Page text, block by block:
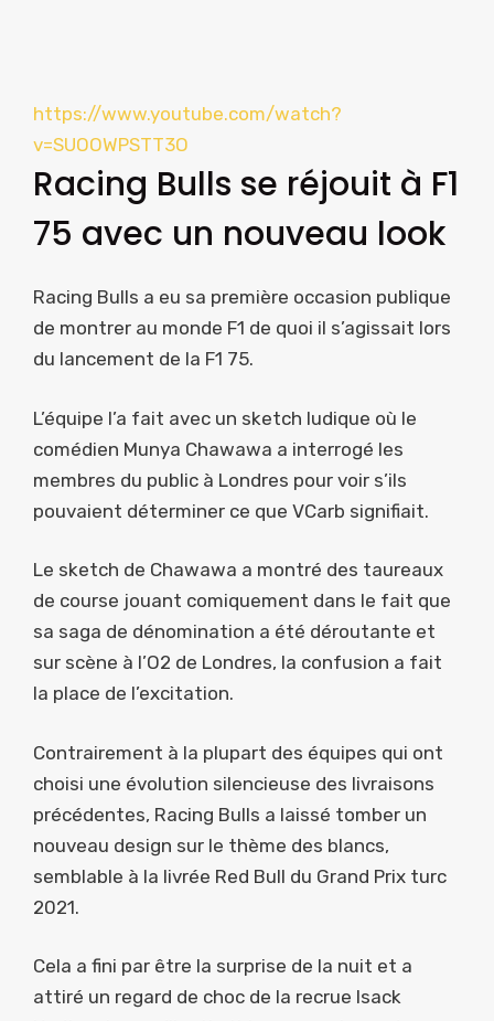
https://www.youtube.com/watch?
v=SUOOWPSTT3O
Racing Bulls se réjouit à F1
75 avec un nouveau look
Racing Bulls a eu sa première occasion publique
de montrer au monde F1 de quoi il s’agissait lors
du lancement de la F1 75.
L’équipe l’a fait avec un sketch ludique où le
comédien Munya Chawawa a interrogé les
membres du public à Londres pour voir s’ils
pouvaient déterminer ce que VCarb signifiait.
Le sketch de Chawawa a montré des taureaux
de course jouant comiquement dans le fait que
sa saga de dénomination a été déroutante et
sur scène à l’O2 de Londres, la confusion a fait
la place de l’excitation.
Contrairement à la plupart des équipes qui ont
choisi une évolution silencieuse des livraisons
précédentes, Racing Bulls a laissé tomber un
nouveau design sur le thème des blancs,
semblable à la livrée Red Bull du Grand Prix turc
2021.
Cela a fini par être la surprise de la nuit et a
attiré un regard de choc de la recrue Isack